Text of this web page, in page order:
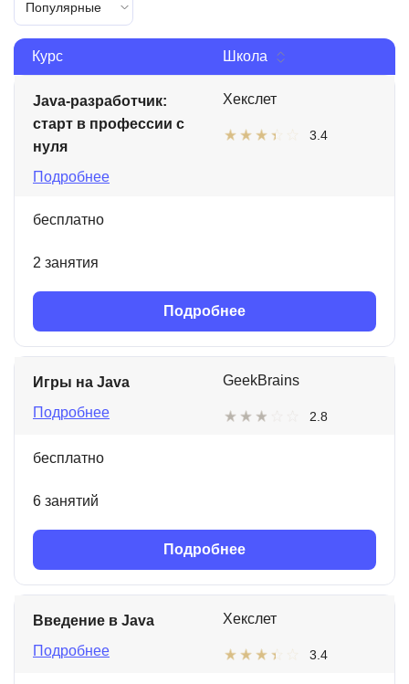
Популярные
Курс Школа
Java-разработчик:
старт в профессии с
нуля
Подробнее
Хекслет
3.4
бесплатно
2 занятия
Подробнее
Игры на Java
Подробнее
GeekBrains
2.8
бесплатно
6 занятий
Подробнее
Введение в Java
Подробнее
Хекслет
3.4